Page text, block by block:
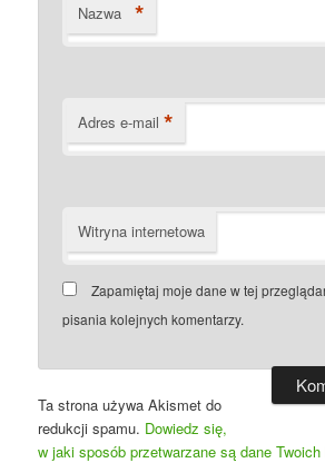
Nazwa *
Adres e-mail *
Witryna internetowa
Zapamiętaj moje dane w tej
pisania kolejnych komentarzy.
Ta strona używa Akismet do
redukcji spamu. Dowiedz się,
w jaki sposób przetwarzane są dane